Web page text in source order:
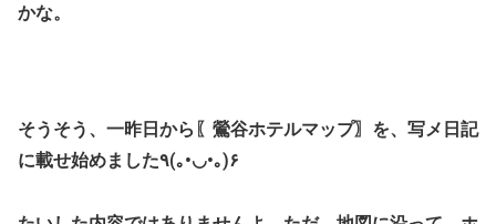
かな。
そうそう、一昨日から〖鶯谷ホテルマップ〗を、写メ日記
に載せ始めました٩(｡•◡•｡)۶